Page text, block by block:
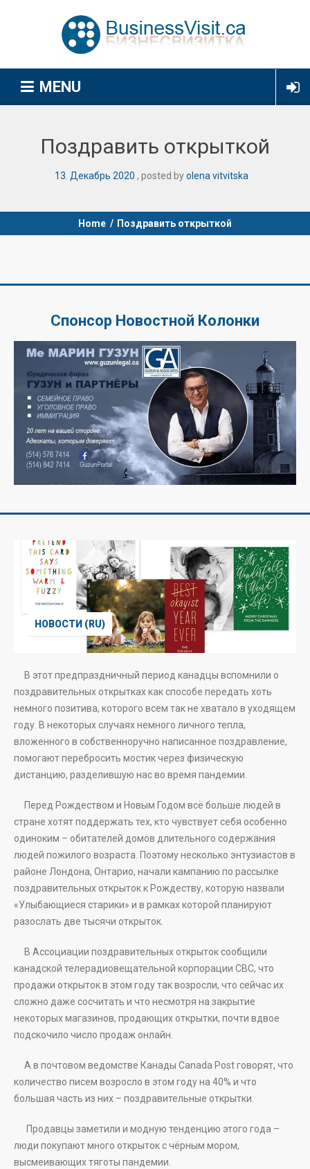
MENU
Поздравить открыткой
13 Декабрь 2020 posted byolena vitvitska
Home / Поздравить открыткой
Спонсор Новостной Колонки
НОВОСТИ (RU)
В этот предпраздничный период канадцы вспомнили о
поздравительных открытках как способе передать хоть
немного позитива, которого всем так не хватало в уходящем
году. В некоторых случаях немного личного тепла,
вложенного в собственноручно написанное поздравление,
помогают перебросить мостик через физическую
дистанцию, разделившую нас во время пандемии.
Перед Рождеством и Новым Годом всё больше людей в
стране хотят поддержать тех, кто чувствует себя особенно
одиноким – обитателей домов длительного содержания
людей пожилого возраста. Поэтому несколько энтузиастов в
районе Лондона, Онтарио, начали кампанию по рассылке
поздравительных открыток к Рождеству, которую назвали
«Улыбающиеся старики» и в рамках которой планируют
разослать две тысячи открыток.
В Ассоциации поздравительных открыток сообщили
канадской телерадиовещательной корпорации СВС, что
продажи открыток в этом году так возросли, что сейчас их
сложно даже сосчитать и что несмотря на закрытие
некоторых магазинов, продающих открытки, почти вдвое
подскочило число продаж онлайн.
А в почтовом ведомстве Канады Canada Post говорят, что
количество писем возросло в этом году на 40% и что
большая часть из них – поздравительные открытки.
Продавцы заметили и модную тенденцию этого года –
люди покупают много открыток с чёрным мором,
высмеивающих тяготы пандемии.